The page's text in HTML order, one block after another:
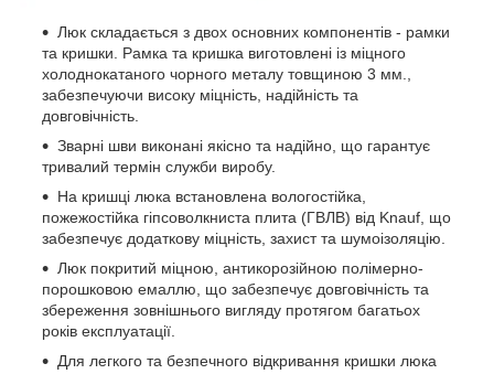
Люк складається з двох основних компонентів - рамки
та кришки. Рамка та кришка виготовлені із міцного
холоднокатаного чорного металу товщиною 3 мм.,
забезпечуючи високу міцність, надійність та
довговічність.
Зварні шви виконані якісно та надійно, що гарантує
тривалий термін служби виробу.
На кришці люка встановлена вологостійка,
пожежостійка гіпсоволкниста плита (ГВЛВ) від Knauf, що
забезпечує додаткову міцність, захист та шумоізоляцію.
Люк покритий міцною, антикорозійною полімерно-
порошковою емаллю, що забезпечує довговічність та
збереження зовнішнього вигляду протягом багатьох
років експлуатації.
Для легкого та безпечного відкривання кришки люка